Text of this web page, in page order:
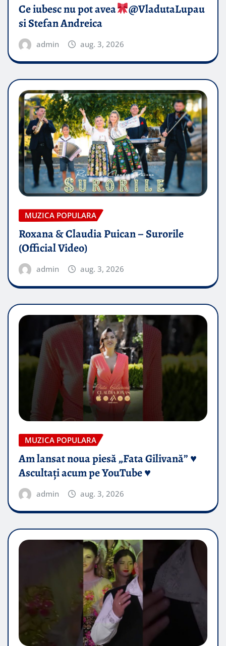
Ce iubesc nu pot avea
​@VladutaLupau
si Stefan Andreica
admin aug. 3, 2026
MUZICA POPULARA
Roxana & Claudia Puican – Surorile
(Official Video)
admin aug. 3, 2026
MUZICA POPULARA
Am lansat noua piesă „Fata Gilivană” ♥️
Ascultați acum pe YouTube ♥️
admin aug. 3, 2026